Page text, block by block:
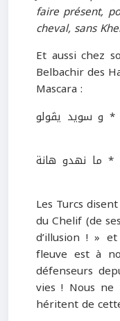
faire présent,
cheval, sans
Et aussi chez
Belbachir des
Mascara :
* و سويد يڤولو
* ما نهدو هانة
Les Turcs
du Chelif (de
d’illusion ! »
fleuve est à
défenseurs
vies ! Nous ne
héritent de